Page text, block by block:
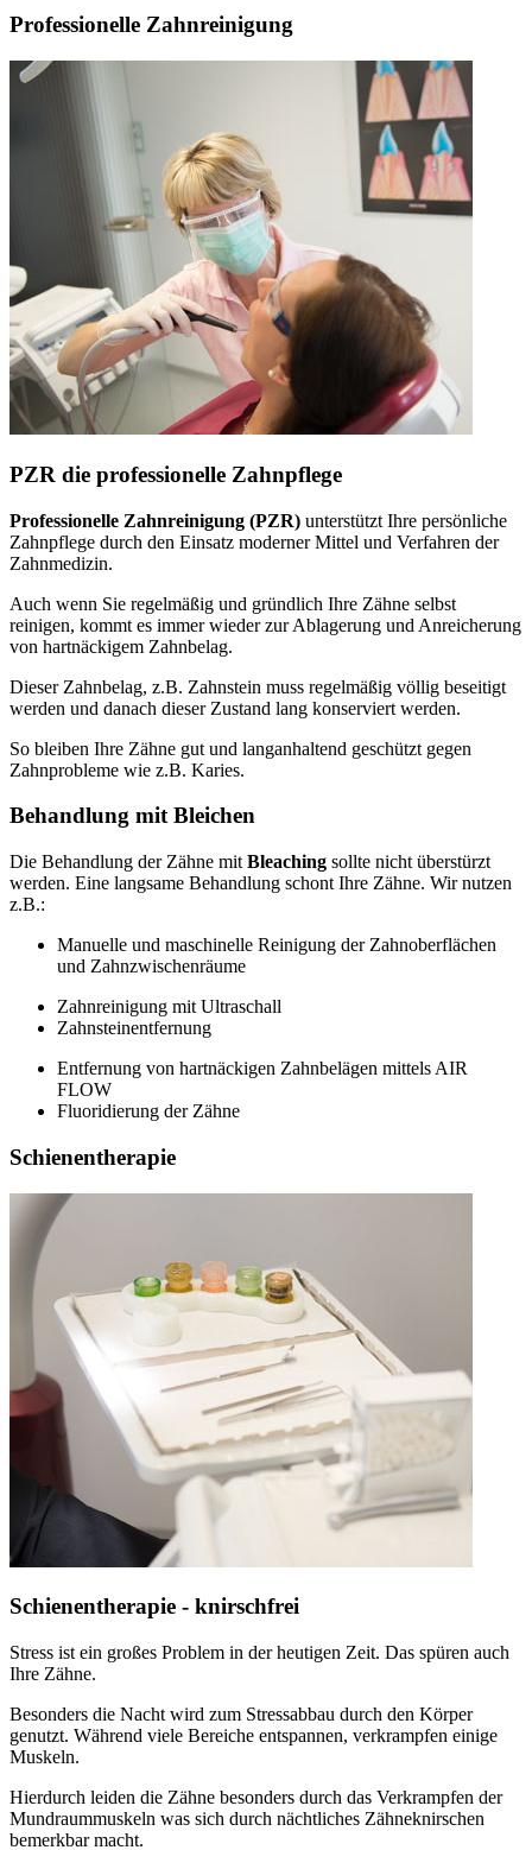
Professionelle Zahnreinigung
PZR die professionelle Zahnpflege
Professionelle Zahnreinigung (PZR) unterstützt Ihre persönliche
Zahnpflege durch den Einsatz moderner Mittel und Verfahren der
Zahnmedizin.
Auch wenn Sie regelmäßig und gründlich Ihre Zähne selbst
reinigen, kommt es immer wieder zur Ablagerung und Anreicherung
von hartnäckigem Zahnbelag.
Dieser Zahnbelag, z.B. Zahnstein muss regelmäßig völlig beseitigt
werden und danach dieser Zustand lang konserviert werden.
So bleiben Ihre Zähne gut und langanhaltend geschützt gegen
Zahnprobleme wie z.B. Karies.
Behandlung mit Bleichen
Die Behandlung der Zähne mit Bleaching sollte nicht überstürzt
werden. Eine langsame Behandlung schont Ihre Zähne. Wir nutzen
z.B.:
Manuelle und maschinelle Reinigung der Zahnoberflächen
und Zahnzwischenräume
Zahnreinigung mit Ultraschall
Zahnsteinentfernung
Entfernung von hartnäckigen Zahnbelägen mittels AIR
FLOW
Fluoridierung der Zähne
Schienentherapie
Schienentherapie - knirschfrei
Stress ist ein großes Problem in der heutigen Zeit. Das spüren auch
Ihre Zähne.
Besonders die Nacht wird zum Stressabbau durch den Körper
genutzt. Während viele Bereiche entspannen, verkrampfen einige
Muskeln.
Hierdurch leiden die Zähne besonders durch das Verkrampfen der
Mundraummuskeln was sich durch nächtliches Zähneknirschen
bemerkbar macht.